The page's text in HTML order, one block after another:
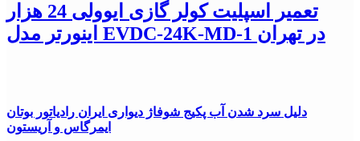
تعمیر اسپلیت کولر گازی ایوولی 24 هزار
اینورتر مدل EVDC-24K-MD-1 در تهران
دلیل سرد شدن آب پکیج شوفاژ دیواری ایران رادیاتور بوتان
ایمرگاس و آریستون